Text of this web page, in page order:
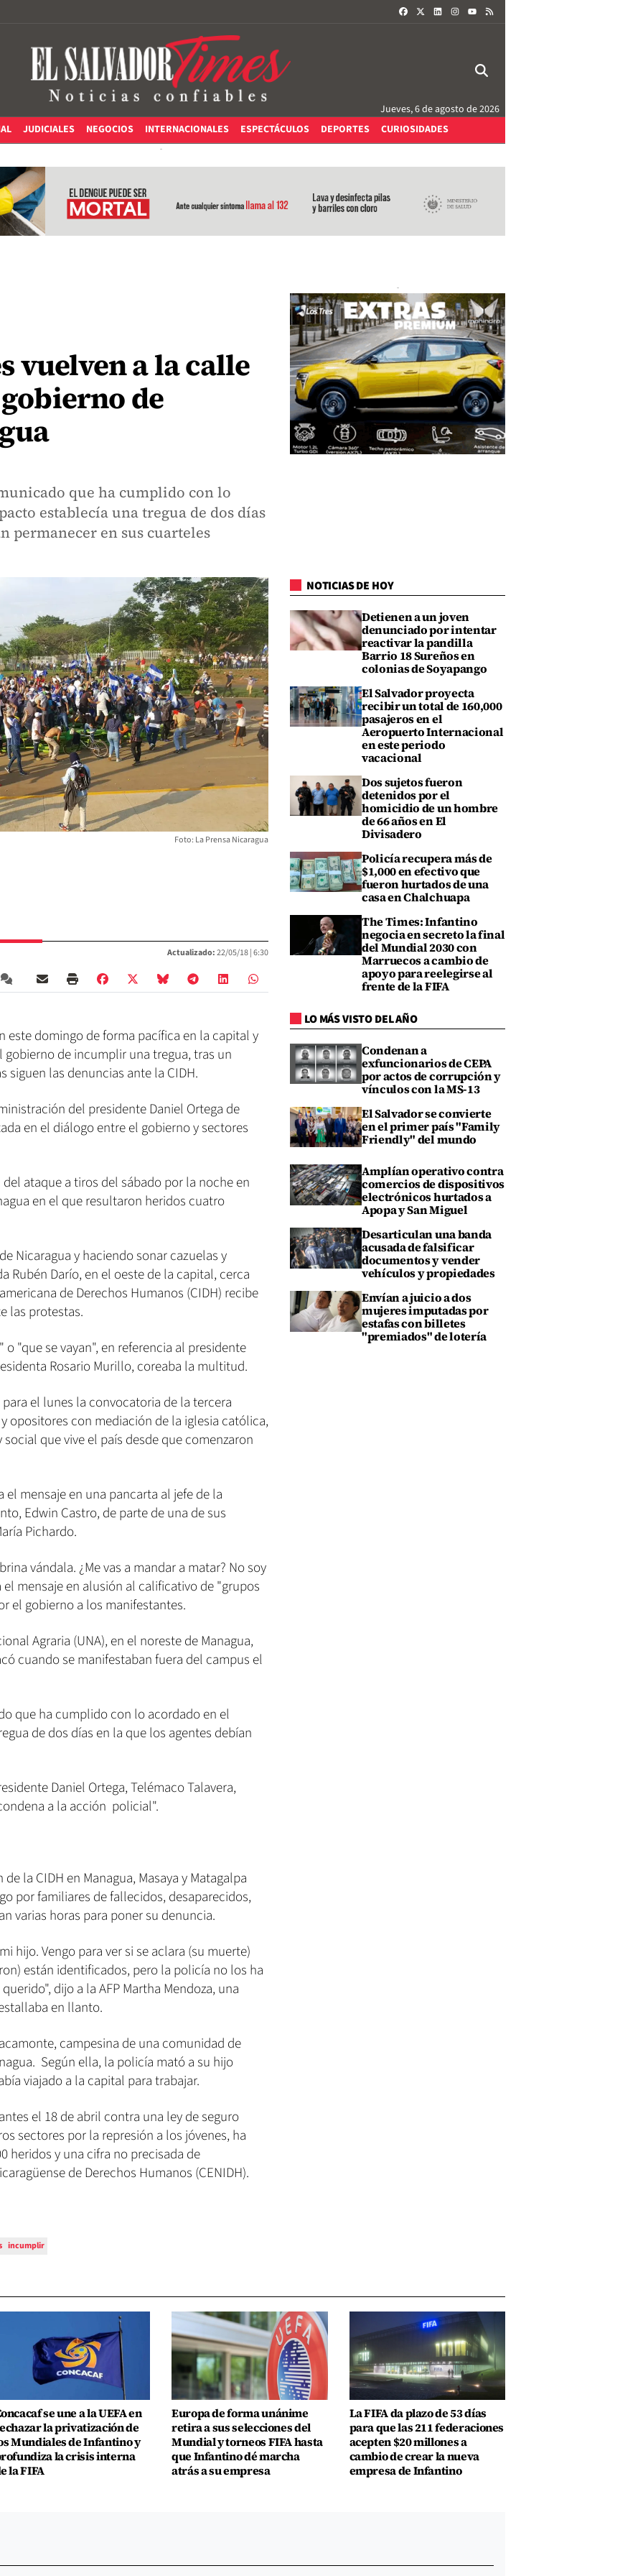
FACEBOOKLINKEDININSTAGRAM
Jueves, 6 de agosto de 2026
JUDICIALES NEGOCIOS INTERNACIONALES ESPECTÁCULOS DEPORTES CURIOSIDADES
vuelven a la calle
de
que ha cumplido con lo
establecía una tregua de dos días
permanecer en sus cuarteles
Foto: La Prensa Nicaragua
Actualizado:22/05/18 |6:30
este domingo de forma pacífica en la capital y
de incumplir una tregua, tras un
siguen las denuncias ante la CIDH.
del presidente Daniel Ortega de
en el diálogo entre el gobierno y sectores
ataque a tiros del sábado por la noche en
en el que resultaron heridos cuatro
Nicaragua y haciendo sonar cazuelas y
Rubén Darío, en el oeste de la capital, cerca
de Derechos Humanos (CIDH) recibe
las protestas.
"que se vayan", en referencia al presidente
Rosario Murillo, coreaba la multitud.
el lunes la convocatoria de la tercera
opositores con mediación de la iglesia católica,
que vive el país desde que comenzaron
mensaje en una pancarta al jefe de la
Edwin Castro, de parte de una de sus
Pichardo.
vándala. ¿Me vas a mandar a matar? No soy
mensaje en alusión al calificativo de "grupos
el gobierno a los manifestantes.
Agraria (UNA), en el noreste de Managua,
cuando se manifestaban fuera del campus el
que ha cumplido con lo acordado en el
de dos días en la que los agentes debían
Daniel Ortega, Telémaco Talavera,
a la acción policial".
la CIDH en Managua, Masaya y Matagalpa
por familiares de fallecidos, desaparecidos,
varias horas para poner su denuncia.
hijo. Vengo para ver si se aclara (su muerte)
están identificados, pero la policía no los ha
dijo a la AFP Martha Mendoza, una
en llanto.
campesina de una comunidad de
Según ella, la policía mató a su hijo
viajado a la capital para trabajar.
el 18 de abril contra una ley de seguro
sectores por la represión a los jóvenes, ha
heridos y una cifra no precisada de
de Derechos Humanos (CENIDH).
incumplir
NOTICIAS DE HOY
Detienen a un joven
denunciado por intentar
reactivar la pandilla
Barrio 18 Sureños en
colonias de Soyapango
El Salvador proyecta
recibir un total de 160,000
pasajeros en el
Aeropuerto Internacional
en este periodo
vacacional
Dos sujetos fueron
detenidos por el
homicidio de un hombre
de 66 años en El
Divisadero
Policía recupera más de
$1,000 en efectivo que
fueron hurtados de una
casa en Chalchuapa
The Times: Infantino
negocia en secreto la final
del Mundial 2030 con
Marruecos a cambio de
apoyo para reelegirse al
frente de la FIFA
LO MÁS VISTO DEL AÑO
Condenan a
exfuncionarios de CEPA
por actos de corrupción y
vínculos con la MS-13
El Salvador se convierte
en el primer país "Family
Friendly" del mundo
Amplían operativo contra
comercios de dispositivos
electrónicos hurtados a
Apopa y San Miguel
Desarticulan una banda
acusada de falsificar
documentos y vender
vehículos y propiedades
Envían a juicio a dos
mujeres imputadas por
estafas con billetes
"premiados" de lotería
se une a la UEFA en
la privatización de
Mundiales de Infantino y
la crisis interna
la FIFA
Europa de forma unánime
retira a sus selecciones del
Mundial y torneos FIFA hasta
que Infantino dé marcha
atrás a su empresa
La FIFA da plazo de 53 días
para que las 211 federaciones
acepten $20 millones a
cambio de crear la nueva
empresa de Infantino